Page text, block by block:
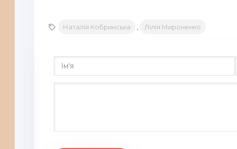
Наталія Кобринська Лілія Мироненко